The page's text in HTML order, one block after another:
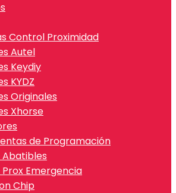
Control Proximidad
Autel
Keydiy
KYDZ
Originales
Xhorse
de Programación
Emergencia
Chip